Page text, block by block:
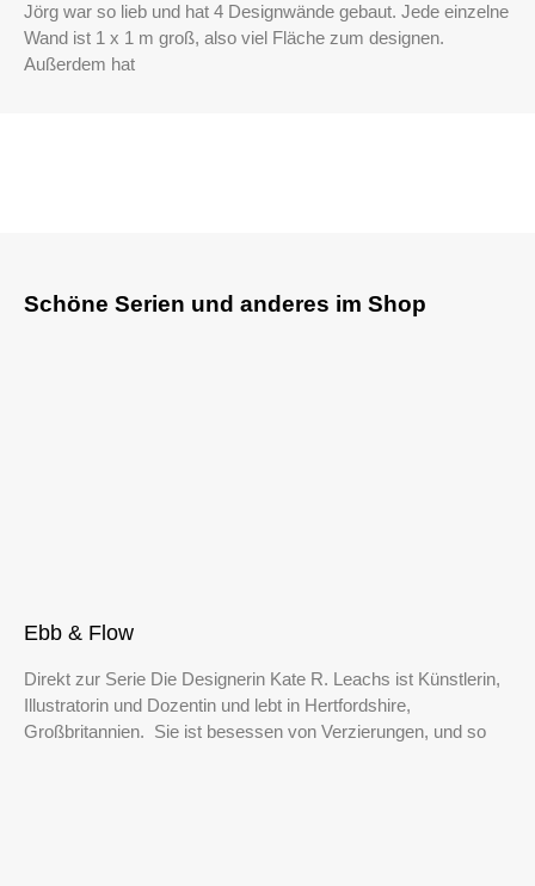
Jörg war so lieb und hat 4 Designwände gebaut. Jede einzelne
Wand ist 1 x 1 m groß, also viel Fläche zum designen.
Außerdem hat
Schöne Serien und anderes im Shop
Ebb & Flow
Direkt zur Serie Die Designerin Kate R. Leachs ist Künstlerin,
Illustratorin und Dozentin und lebt in Hertfordshire,
Großbritannien. Sie ist besessen von Verzierungen, und so